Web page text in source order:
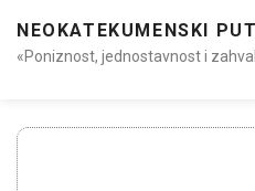
NEOKATEKUMENSKI PUT
«Poniznost, jednostavnost i